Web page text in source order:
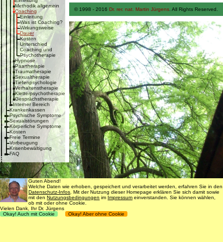
Methodik allgemein
Coaching
Einleitung
Was ist Coaching?
Wirkungsweise
Dauer
Kosten
Unterschied
Coaching und
Psychotherapie
Hypnose
Paartherapie
Traumatherapie
Sexualtherapie
Tiefenpsychologie
Verhaltenstherapie
Kletterpsychotherapie
Gesprächstherapie
Interner Bereich
Krankenkassen
Psychische Symptome
Sexualstörungen
Körperliche Symptome
Kosten
Freie Termine
Vorbeugung
Krisenbewältigung
FAQ
© 1998 - 2016 Dr. rer. nat. Martin Jürgens . All Rights Reserved.
Guten Abend!
Welche Daten wie erhoben, gespeichert und verarbeitet werden, erfahren Sie in den
Datenschutz-Infos . Mit der Nutzung dieser Homepage erklären Sie sich damit sowie
mit denNutzungsbedingungen im Impressum einverstanden. Sie können wählen,
ob mit oder ohne Cookie.
Vielen Dank, Ihr Dr. Jürgens
Okay! Auch mit Cookie
Okay! Aber ohne Cookie